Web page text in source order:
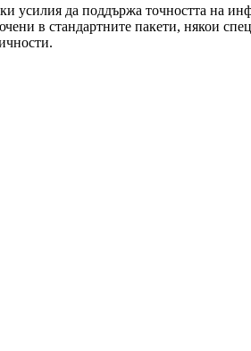
усилия да поддържа точността на
в стандартните пакети, някои